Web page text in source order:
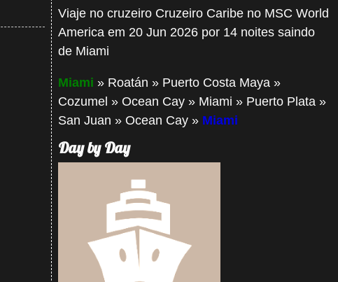
Viaje no cruzeiro Cruzeiro Caribe no MSC World
America em 20 Jun 2026 por 14 noites saindo
de Miami
Miami » Roatán » Puerto Costa Maya »
Cozumel » Ocean Cay » Miami » Puerto Plata »
San Juan » Ocean Cay » Miami
Day by Day